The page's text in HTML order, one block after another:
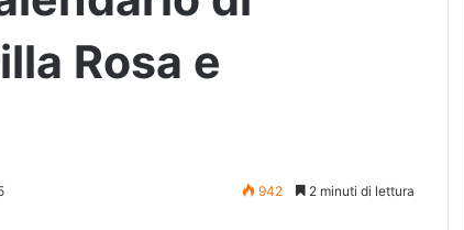
Rosa e
942 2 minuti di lettura